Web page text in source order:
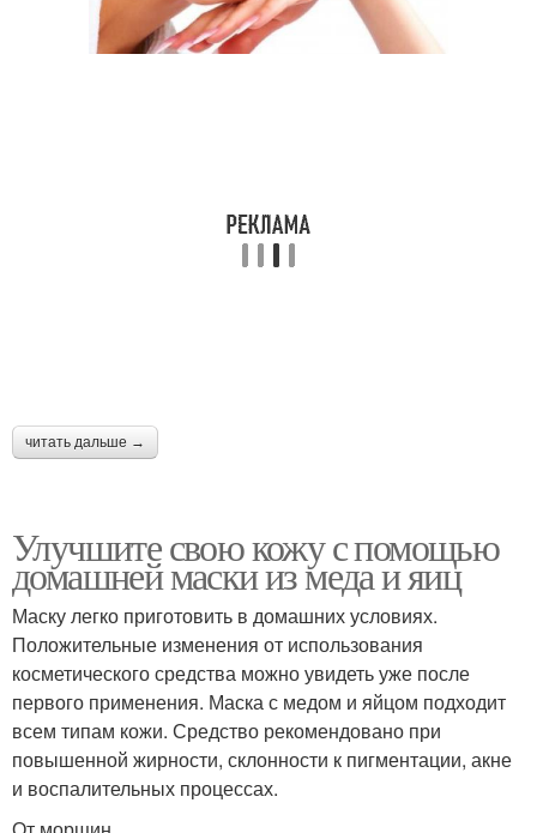
читать дальше →
Улучшите свою кожу с помощью
домашней маски из меда и яиц
Маску легко приготовить в домашних условиях.
Положительные изменения от использования
косметического средства можно увидеть уже после
первого применения. Маска с медом и яйцом подходит
всем типам кожи. Средство рекомендовано при
повышенной жирности, склонности к пигментации, акне
и воспалительных процессах.